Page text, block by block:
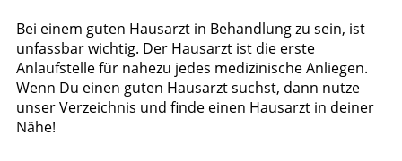
Bei einem guten Hausarzt in Behandlung zu sein, ist
unfassbar wichtig. Der Hausarzt ist die erste
Anlaufstelle für nahezu jedes medizinische Anliegen.
Wenn Du einen guten Hausarzt suchst, dann nutze
unser Verzeichnis und finde einen Hausarzt in deiner
Nähe!